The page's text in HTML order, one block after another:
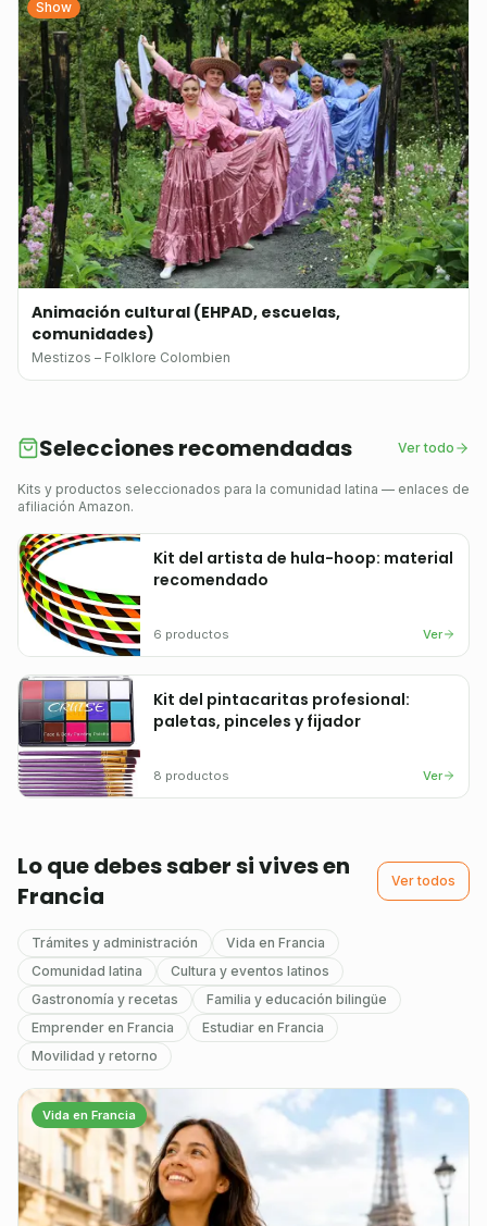
Show
Animación cultural (EHPAD, escuelas,
comunidades)
Mestizos – Folklore Colombien
Selecciones recomendadas Ver todo
Kits y productos seleccionados para la comunidad latina — enlaces de
afiliación Amazon.
Kit del artista de hula-hoop: material
recomendado
6 productos Ver
Kit del pintacaritas profesional:
paletas, pinceles y fijador
8 productos Ver
Lo que debes saber si vives en
Francia
Ver todos
Trámites y administración
Vida en Francia
Comunidad latina
Cultura y eventos latinos
Gastronomía y recetas
Familia y educación bilingüe
Emprender en Francia
Estudiar en Francia
Movilidad y retorno
Vida en Francia